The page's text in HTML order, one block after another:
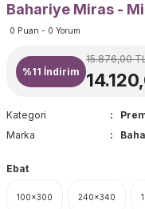
Bahariye Miras -
0 Puan - 0 Yorum
%11 İndirim
15.876,00
Kategori
Marka
Ebat
100x300 240x340